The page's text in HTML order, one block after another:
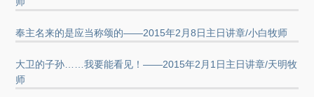
奉主名来的是应当称颂的——2015年2月8日主日讲章/小白牧师
大卫的子孙……我要能看见！——2015年2月1日主日讲章/天明牧
师